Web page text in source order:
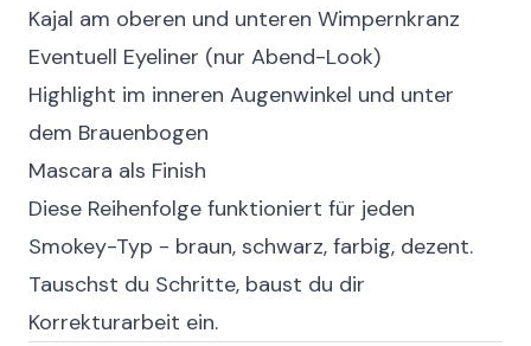
Kajal am oberen und unteren Wimpernkranz
Eventuell Eyeliner (nur Abend-Look)
Highlight im inneren Augenwinkel und unter
dem Brauenbogen
Mascara als Finish
Diese Reihenfolge funktioniert für jeden
Smokey-Typ - braun, schwarz, farbig, dezent.
Tauschst du Schritte, baust du dir
Korrekturarbeit ein.